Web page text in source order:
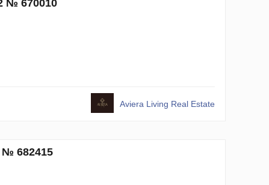
№ 670010
Aviera Living Real Estate
№ 682415